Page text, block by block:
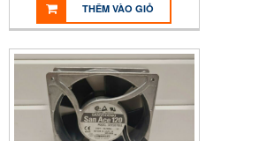
THÊM VÀO GIỎ